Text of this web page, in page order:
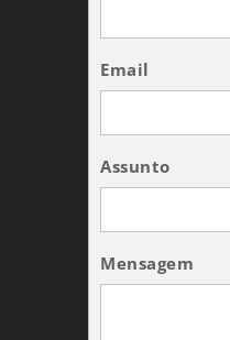
Email
Assunto
Mensagem